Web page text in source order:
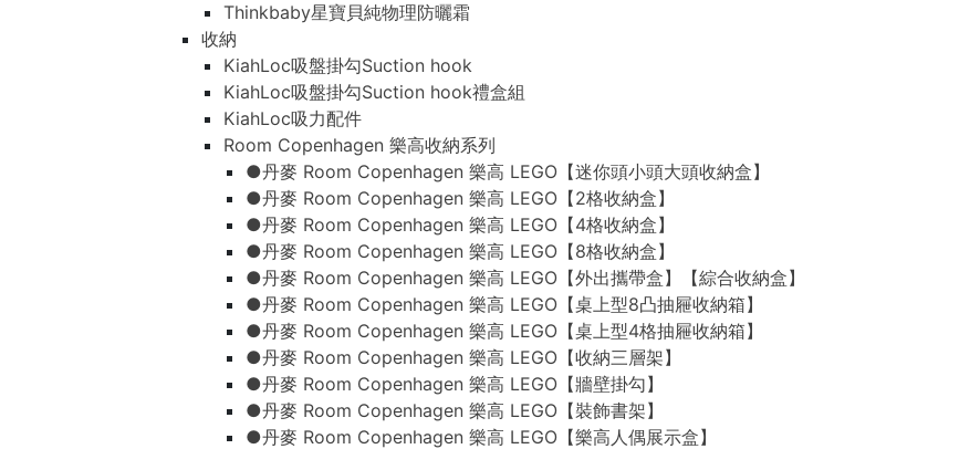
Thinkbaby星寶貝純物理防曬霜
收納
KiahLoc吸盤掛勾Suction hook
KiahLoc吸盤掛勾Suction hook禮盒組
KiahLoc吸力配件
Room Copenhagen 樂高收納系列
●丹麥 Room Copenhagen 樂高 LEGO【迷你頭小頭大頭收納盒】
●丹麥 Room Copenhagen 樂高 LEGO【2格收納盒】
●丹麥 Room Copenhagen 樂高 LEGO【4格收納盒】
●丹麥 Room Copenhagen 樂高 LEGO【8格收納盒】
●丹麥 Room Copenhagen 樂高 LEGO【外出攜帶盒】【綜合收納盒】
●丹麥 Room Copenhagen 樂高 LEGO【桌上型8凸抽屜收納箱】
●丹麥 Room Copenhagen 樂高 LEGO【桌上型4格抽屜收納箱】
●丹麥 Room Copenhagen 樂高 LEGO【收納三層架】
●丹麥 Room Copenhagen 樂高 LEGO【牆壁掛勾】
●丹麥 Room Copenhagen 樂高 LEGO【裝飾書架】
●丹麥 Room Copenhagen 樂高 LEGO【樂高人偶展示盒】